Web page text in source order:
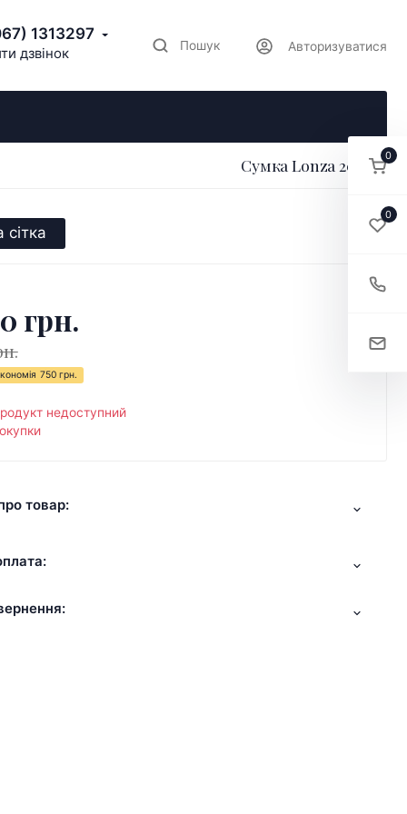
1313297
дзвінок Пошук Авторизуватися
Сумка Lonza 206305
сітка
грн.
750 грн.
недоступний
товар:
0
0